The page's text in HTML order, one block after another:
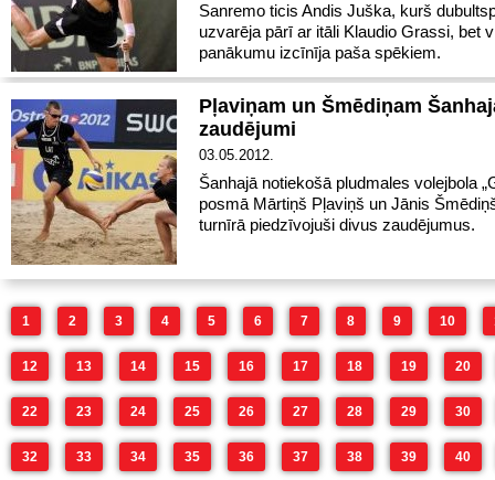
Sanremo ticis Andis Juška, kurš
uzvarēja pārī ar itāli Klaudio Grassi, bet
panākumu izcīnīja paša spēkiem.
Pļaviņam un Šmēdiņam
zaudējumi
03.05.2012.
Šanhajā notiekošā pludmales volejbola
posmā Mārtiņš Pļaviņš un Jānis
turnīrā piedzīvojuši divus zaudējumus.
1 2 3 4 5 6 7 8 9 10
12 13 14 15 16 17 18 19 20
22 23 24 25 26 27 28 29 30
32 33 34 35 36 37 38 39 40